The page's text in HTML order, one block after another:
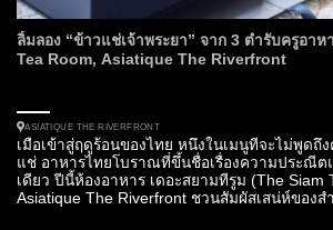
ลิ้มลอง “ข้าวแช่เจ้าพระยา” จาก 3 ตำรับครูอา
Tea Room, Asiatique The Riverfront
ASIATIQUE THE RIVERFRONT
เมื่อเข้าสู่ฤดูร้อนของไทย หนึ่งในเมนูที่จะไม่พูดถึ
แช่ อาหารไทยโบราณที่ขึ้นชื่อเรื่องความประณี
เดียว ปีนี้ห้องอาหาร เดอะสยามทีรูม (The Siam
Asiatique The Riverfront ชวนสัมผัสเสน่ห์ของ